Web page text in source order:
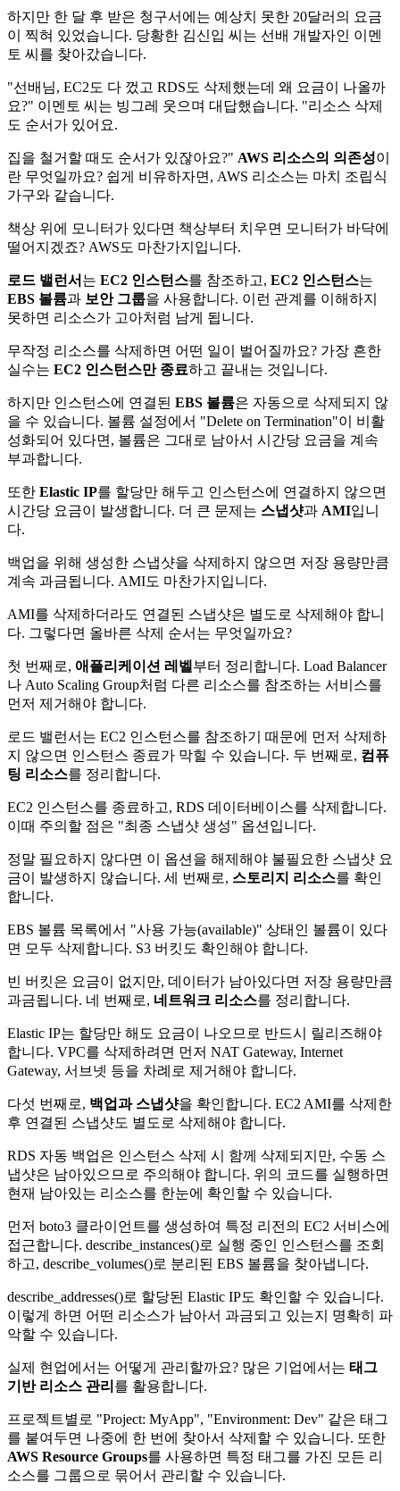
하지만 한 달 후 받은 청구서에는 예상치 못한 20달러의 요금
이 찍혀 있었습니다. 당황한 김신입 씨는 선배 개발자인 이멘
토 씨를 찾아갔습니다.
"선배님, EC2도 다 껐고 RDS도 삭제했는데 왜 요금이 나올까
요?" 이멘토 씨는 빙그레 웃으며 대답했습니다. "리소스 삭제
도 순서가 있어요.
집을 철거할 때도 순서가 있잖아요?" AWS 리소스의 의존성이
란 무엇일까요? 쉽게 비유하자면, AWS 리소스는 마치 조립식
가구와 같습니다.
책상 위에 모니터가 있다면 책상부터 치우면 모니터가 바닥에
떨어지겠죠? AWS도 마찬가지입니다.
로드 밸런서 는 EC2 인스턴스를 참조하고, EC2 인스턴스는
EBS 볼륨과 보안 그룹을 사용합니다. 이런 관계를 이해하지
못하면 리소스가 고아처럼 남게 됩니다.
무작정 리소스를 삭제하면 어떤 일이 벌어질까요? 가장 흔한
실수는 EC2 인스턴스만 종료하고 끝내는 것입니다.
하지만 인스턴스에 연결된 EBS 볼륨은 자동으로 삭제되지 않
을 수 있습니다. 볼륨 설정에서 "Delete on Termination"이 비활
성화되어 있다면, 볼륨은 그대로 남아서 시간당 요금을 계속
부과합니다.
또한 Elastic IP를 할당만 해두고 인스턴스에 연결하지 않으면
시간당 요금이 발생합니다. 더 큰 문제는 스냅샷과 AMI입니
다.
백업을 위해 생성한 스냅샷을 삭제하지 않으면 저장 용량만큼
계속 과금됩니다. AMI도 마찬가지입니다.
AMI를 삭제하더라도 연결된 스냅샷은 별도로 삭제해야 합니
다. 그렇다면 올바른 삭제 순서는 무엇일까요?
첫 번째로, 애플리케이션 레벨 부터 정리합니다. Load Balancer
나 Auto Scaling Group처럼 다른 리소스를 참조하는 서비스를
먼저 제거해야 합니다.
로드 밸런서는 EC2 인스턴스를 참조하기 때문에 먼저 삭제하
지 않으면 인스턴스 종료가 막힐 수 있습니다. 두 번째로, 컴퓨
팅 리소스를 정리합니다.
EC2 인스턴스를 종료하고, RDS 데이터베이스를 삭제합니다.
이때 주의할 점은 "최종 스냅샷 생성" 옵션입니다.
정말 필요하지 않다면 이 옵션을 해제해야 불필요한 스냅샷 요
금이 발생하지 않습니다. 세 번째로, 스토리지 리소스를 확인
합니다.
EBS 볼륨 목록에서 "사용 가능(available)" 상태인 볼륨이 있다
면 모두 삭제합니다. S3 버킷도 확인해야 합니다.
빈 버킷은 요금이 없지만, 데이터가 남아있다면 저장 용량만큼
과금됩니다. 네 번째로, 네트워크 리소스를 정리합니다.
Elastic IP는 할당만 해도 요금이 나오므로 반드시 릴리즈해야
합니다. VPC를 삭제하려면 먼저 NAT Gateway, Internet
Gateway, 서브넷 등을 차례로 제거해야 합니다.
다섯 번째로, 백업과 스냅샷을 확인합니다. EC2 AMI를 삭제한
후 연결된 스냅샷도 별도로 삭제해야 합니다.
RDS 자동 백업은 인스턴스 삭제 시 함께 삭제되지만, 수동 스
냅샷은 남아있으므로 주의해야 합니다. 위의 코드를 실행하면
현재 남아있는 리소스를 한눈에 확인할 수 있습니다.
먼저 boto3 클라이언트를 생성하여 특정 리전의 EC2 서비스에
접근합니다. describe_instances()로 실행 중인 인스턴스를 조회
하고, describe_volumes()로 분리된 EBS 볼륨을 찾아냅니다.
describe_addresses()로 할당된 Elastic IP도 확인할 수 있습니다.
이렇게 하면 어떤 리소스가 남아서 과금되고 있는지 명확히 파
악할 수 있습니다.
실제 현업에서는 어떻게 관리할까요? 많은 기업에서는 태그
기반 리소스 관리 를 활용합니다.
프로젝트별로 "Project: MyApp", "Environment: Dev" 같은 태그
를 붙여두면 나중에 한 번에 찾아서 삭제할 수 있습니다. 또한
AWS Resource Groups를 사용하면 특정 태그를 가진 모든 리
소스를 그룹으로 묶어서 관리할 수 있습니다.